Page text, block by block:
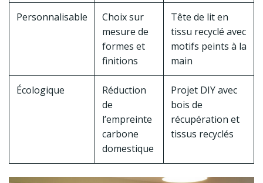
Personnalisable
Choix sur
mesure de
formes et
finitions
Tête de lit en
tissu recyclé avec
motifs peints à la
main
Écologique
Réduction
de
l’empreinte
carbone
domestique
Projet DIY avec
bois de
récupération et
tissus recyclés